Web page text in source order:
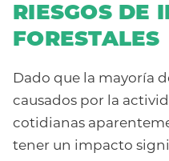
RIESGOS DE
FORESTALES
Dado que la mayoría
causados por la
cotidianas
tener un impacto